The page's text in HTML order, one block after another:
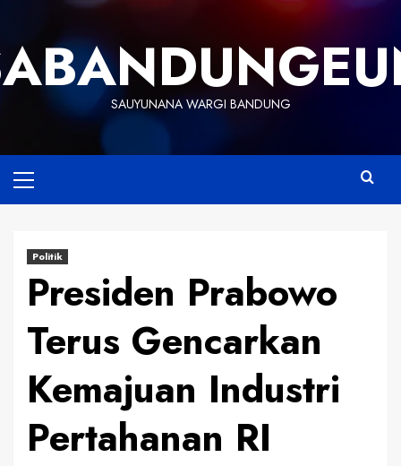
content
SAUYUNANA WARGI BANDUNG
Menu
Politik
Presiden Prabowo
Terus Gencarkan
Kemajuan Industri
Pertahanan RI